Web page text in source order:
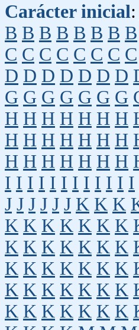
Carácter inicial:
B B B B B B B B
C C C C C C C C
D D D D D D D
G G G G G G G
H H H H H H H
H H H H H H H
H H H H H H H
I I I I I I I I I I I I
J J J J J J K K K
K K K K K K K
K K K K K K K
K K K K K K K
K K K K K K K
K K K K K K K